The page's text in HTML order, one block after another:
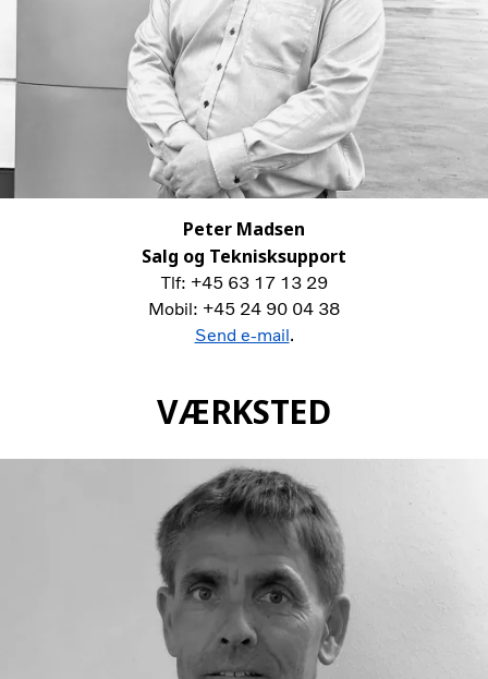
Peter Madsen
Salg og Teknisksupport
Tlf: +45 63 17 13 29
Mobil: +45 24 90 04 38
Send e-mail.
VÆRKSTED